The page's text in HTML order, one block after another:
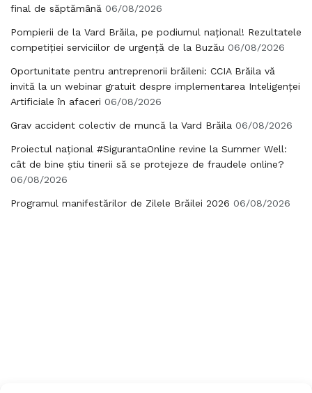
final de săptămână 06/08/2026
Pompierii de la Vard Brăila, pe podiumul național! Rezultatele
competiției serviciilor de urgență de la Buzău 06/08/2026
Oportunitate pentru antreprenorii brăileni: CCIA Brăila vă
invită la un webinar gratuit despre implementarea Inteligenței
Artificiale în afaceri 06/08/2026
Grav accident colectiv de muncă la Vard Brăila 06/08/2026
Proiectul național #SigurantaOnline revine la Summer Well:
cât de bine știu tinerii să se protejeze de fraudele online?
06/08/2026
Programul manifestărilor de Zilele Brăilei 2026 06/08/2026